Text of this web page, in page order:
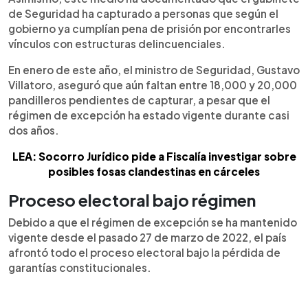
de Seguridad ha capturado a personas que según el
gobierno ya cumplían pena de prisión por encontrarles
vínculos con estructuras delincuenciales.
En enero de este año, el ministro de Seguridad, Gustavo
Villatoro, aseguró que aún faltan entre 18,000 y 20,000
pandilleros pendientes de capturar, a pesar que el
régimen de excepción ha estado vigente durante casi
dos años.
LEA: Socorro Jurídico pide a Fiscalía investigar sobre
posibles fosas clandestinas en cárceles
Proceso electoral bajo régimen
Debido a que el régimen de excepción se ha mantenido
vigente desde el pasado 27 de marzo de 2022, el país
afrontó todo el proceso electoral bajo la pérdida de
garantías constitucionales.